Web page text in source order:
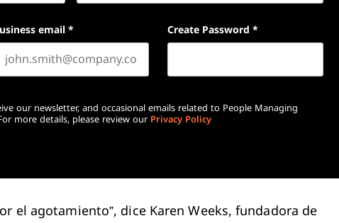
email * Create Password *
our newsletter, and occasional emails related to People Managing
more details, please review our Privacy Policy
el agotamiento”, dice Karen Weeks, fundadora de